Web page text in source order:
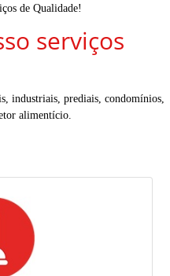
de Qualidade!
serviços
industriais, prediais, condomínios,
alimentício.